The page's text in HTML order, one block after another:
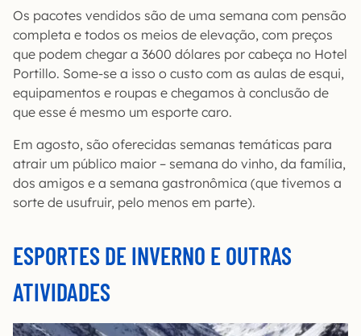
Os pacotes vendidos são de uma semana com pensão
completa e todos os meios de elevação, com preços
que podem chegar a 3600 dólares por cabeça no Hotel
Portillo. Some-se a isso o custo com as aulas de esqui,
equipamentos e roupas e chegamos à conclusão de
que esse é mesmo um esporte caro.
Em agosto, são oferecidas semanas temáticas para
atrair um público maior – semana do vinho, da família,
dos amigos e a semana gastronômica (que tivemos a
sorte de usufruir, pelo menos em parte).
ESPORTES DE INVERNO E OUTRAS
ATIVIDADES